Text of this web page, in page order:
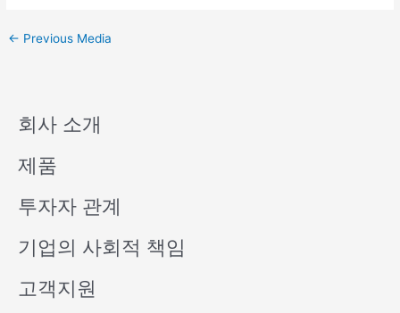
← Previous Media
회사 소개
제품
투자자 관계
기업의 사회적 책임
고객지원